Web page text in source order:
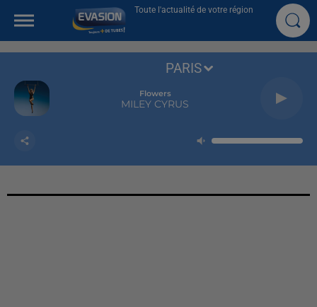
Toute l'actualité de votre région
Flowers
MILEY CYRUS
PARIS